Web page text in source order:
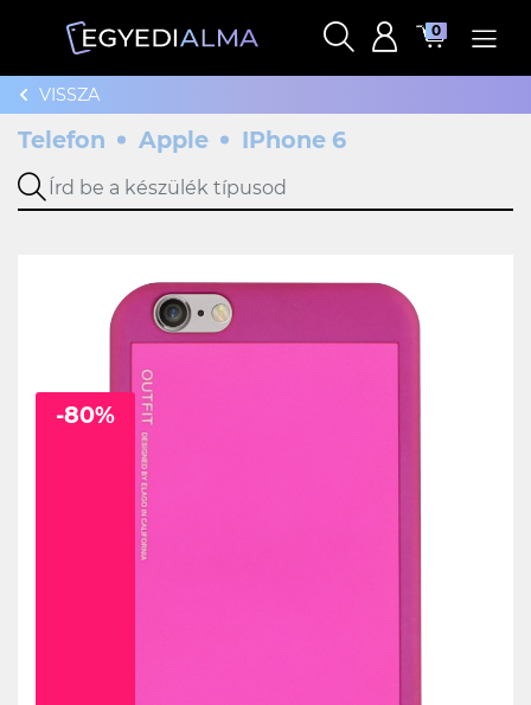
0
VISSZA
Telefon Apple IPhone 6
-80%